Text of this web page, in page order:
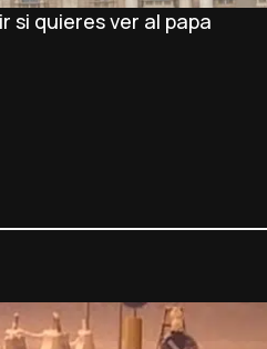
si quieres ver al papa